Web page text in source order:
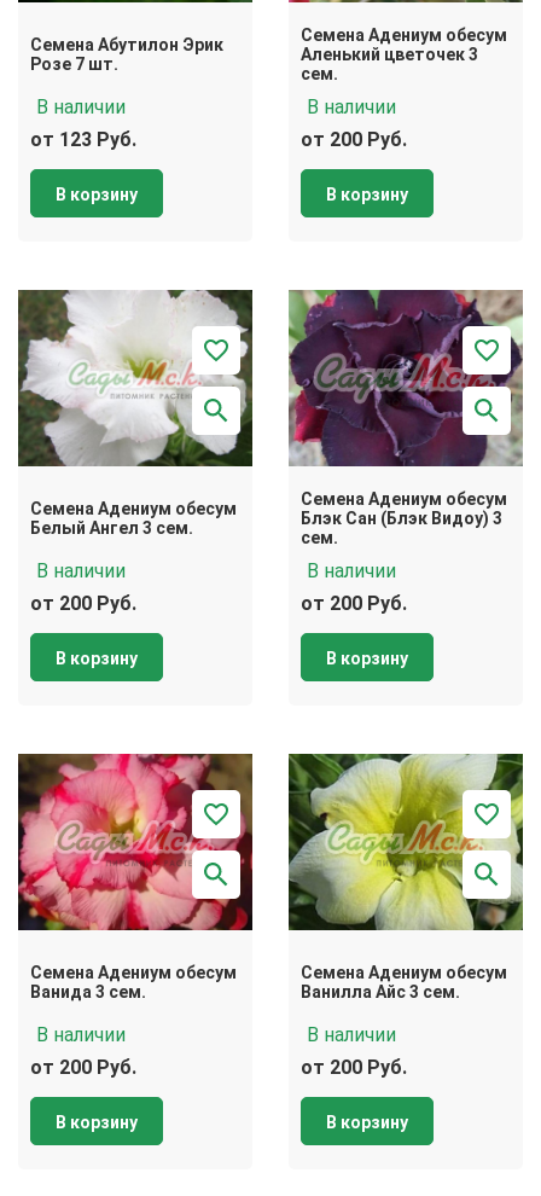
Семена Абутилон Эрик
Розе 7 шт.
В наличии
от 123 Руб.
В корзину
Семена Адениум обесум
Аленький цветочек 3
сем.
В наличии
от 200 Руб.
В корзину
Семена Адениум обесум
Белый Ангел 3 сем.
В наличии
от 200 Руб.
В корзину
Семена Адениум обесум
Блэк Сан (Блэк Видоу) 3
сем.
В наличии
от 200 Руб.
В корзину
Семена Адениум обесум
Ванида 3 сем.
В наличии
от 200 Руб.
В корзину
Семена Адениум обесум
Ванилла Айс 3 сем.
В наличии
от 200 Руб.
В корзину